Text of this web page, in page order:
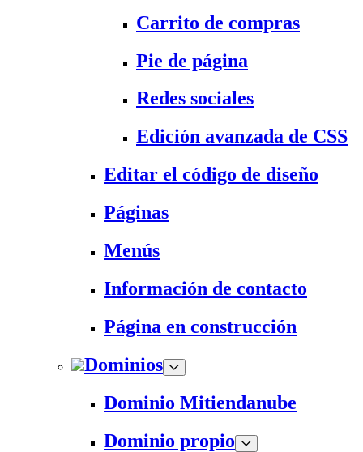
Carrito de compras
Pie de página
Redes sociales
Edición avanzada de CSS
Editar el código de diseño
Páginas
Menús
Información de contacto
Página en construcción
Dominios
Dominio Mitiendanube
Dominio propio